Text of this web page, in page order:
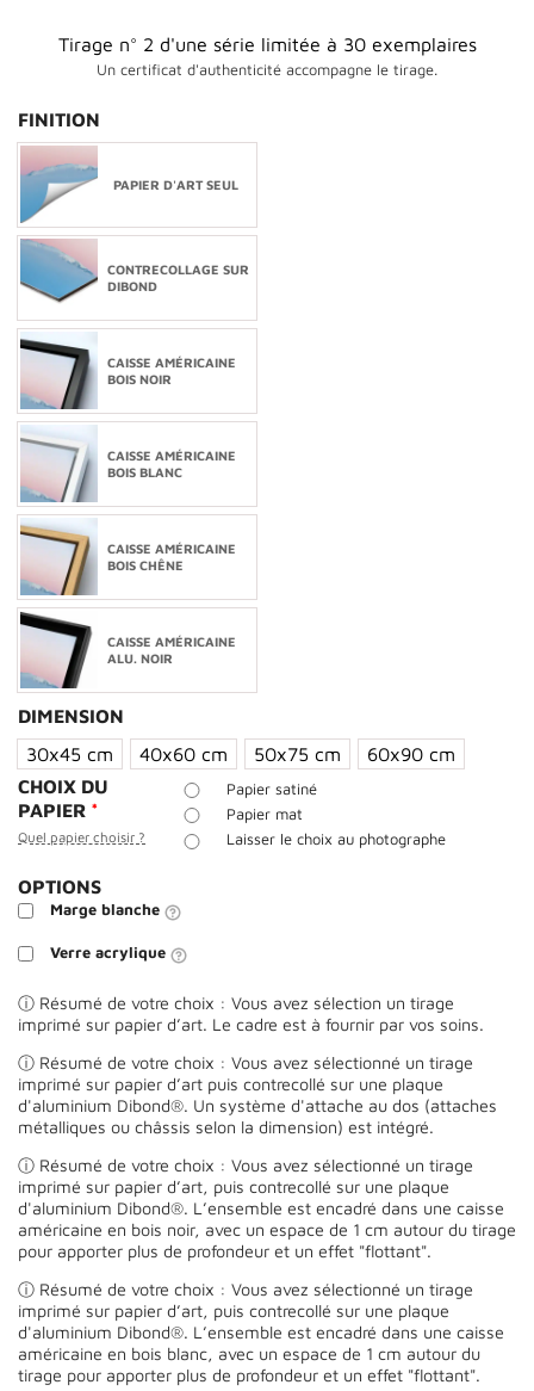
Tirage n° 2 d'une série limitée à 30 exemplaires
Un certificat d'authenticité accompagne le tirage.
FINITION
PAPIER D'ART SEUL
CONTRECOLLAGE SUR
DIBOND
CAISSE AMÉRICAINE
BOIS NOIR
CAISSE AMÉRICAINE
BOIS BLANC
CAISSE AMÉRICAINE
BOIS CHÊNE
CAISSE AMÉRICAINE
ALU. NOIR
DIMENSION
30x45 cm
40x60 cm 50x75 cm
60x90 cm
CHOIX DU
PAPIER *
Quel papier choisir ?
Papier satiné
Papier mat
Laisser le choix au photographe
OPTIONS
Marge blanche
Verre acrylique
ⓘ Résumé de votre choix : Vous avez sélection un tirage
imprimé sur papier d’art. Le cadre est à fournir par vos soins.
ⓘ Résumé de votre choix : Vous avez sélectionné un tirage
imprimé sur papier d’art puis contrecollé sur une plaque
d'aluminium Dibond®. Un système d'attache au dos (attaches
métalliques ou châssis selon la dimension) est intégré.
ⓘ Résumé de votre choix : Vous avez sélectionné un tirage
imprimé sur papier d’art, puis contrecollé sur une plaque
d'aluminium Dibond®. L’ensemble est encadré dans une caisse
américaine en bois noir, avec un espace de 1 cm autour du tirage
pour apporter plus de profondeur et un effet "flottant".
ⓘ Résumé de votre choix : Vous avez sélectionné un tirage
imprimé sur papier d’art, puis contrecollé sur une plaque
d'aluminium Dibond®. L’ensemble est encadré dans une caisse
américaine en bois blanc, avec un espace de 1 cm autour du
tirage pour apporter plus de profondeur et un effet "flottant".